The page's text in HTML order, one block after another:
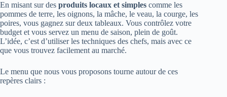
En misant sur des produits locaux et simples comme les
pommes de terre, les oignons, la mâche, le veau, la courge, les
poires, vous gagnez sur deux tableaux. Vous contrôlez votre
budget et vous servez un menu de saison, plein de goût.
L’idée, c’est d’utiliser les techniques des chefs, mais avec ce
que vous trouvez facilement au marché.
Le menu que nous vous proposons tourne autour de ces
repères clairs :